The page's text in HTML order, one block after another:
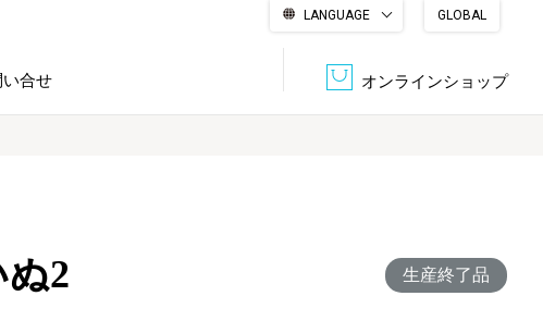
LANGUAGE
GLOBAL
オンラインショップ
筆記具 パソコン周辺機器
DPS（データ・プリント・サービス）
合せ
2 生産終了品